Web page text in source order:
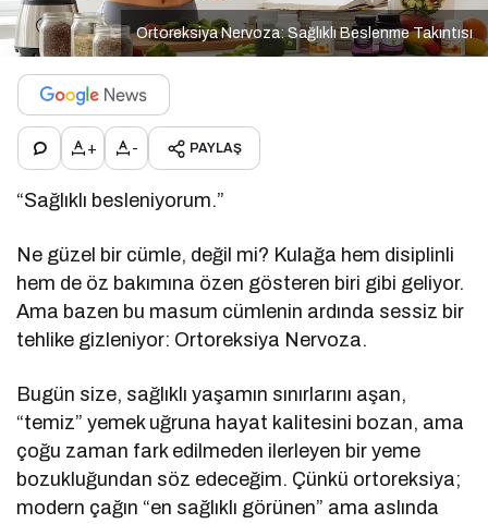
Ortoreksiya Nervoza: Sağlıklı Beslenme Takıntısı
+ - PAYLAŞ
“Sağlıklı besleniyorum.”
Ne güzel bir cümle, değil mi? Kulağa hem disiplinli
hem de öz bakımına özen gösteren biri gibi geliyor.
Ama bazen bu masum cümlenin ardında sessiz bir
tehlike gizleniyor: Ortoreksiya Nervoza.
Bugün size, sağlıklı yaşamın sınırlarını aşan,
“temiz” yemek uğruna hayat kalitesini bozan, ama
çoğu zaman fark edilmeden ilerleyen bir yeme
bozukluğundan söz edeceğim. Çünkü ortoreksiya;
modern çağın “en sağlıklı görünen” ama aslında